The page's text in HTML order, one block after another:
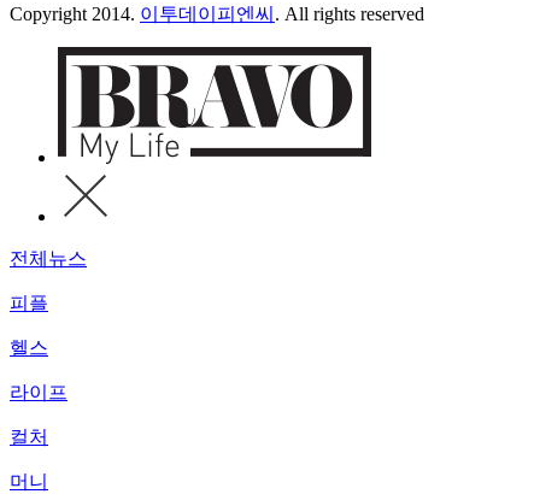
Copyright 2014. 이투데이피엔씨 . All rights reserved
전체뉴스
피플
헬스
라이프
컬처
머니